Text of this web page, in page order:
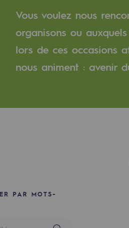
et européen
adaptative et
et Collaboratif
Vous voulez nous
organisons ou
lors de ces occasions
nous animent : avenir
PAR MOTS-